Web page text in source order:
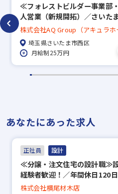
≪フォレストビルダー事業部
人営業（新規開拓）／さいた
≫未経験歓迎！／福利厚生充
株式会社AQ Group（アキュラホ
ム）埼玉県さいたま市西区
月給制25万円
あなたにあった求人
正社員 設計
≪分譲・注文住宅の設計職≫
経験者歓迎！／年間休日120
上／研修制度・福利厚生充実◎
株式会社横尾材木店